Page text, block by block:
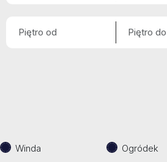
Winda Ogródek